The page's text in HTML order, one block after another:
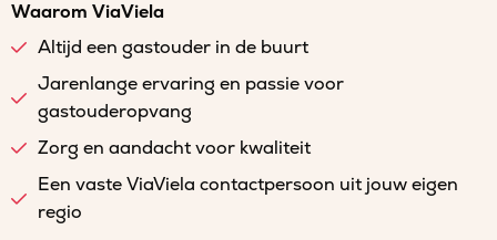
Waarom ViaViela
Altijd een gastouder in de buurt
Jarenlange ervaring en passie voor
gastouderopvang
Zorg en aandacht voor kwaliteit
Een vaste ViaViela contactpersoon uit jouw eigen
regio